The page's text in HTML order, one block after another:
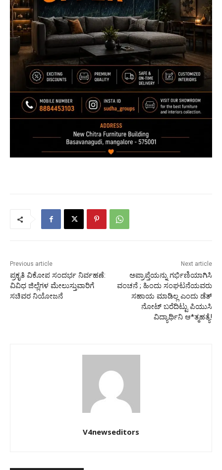
Previous article
ಪ್ರಕೃತಿ ವಿಕೋಪ ಸಂದರ್ಭ ನಿರ್ವಹಣೆ:
ವಿವಿಧ ಜಿಲ್ಲೆಗಳ ಮೇಲುಸ್ತುವಾರಿಗೆ
ಸಚಿವರ ನಿಯೋಜನೆ
Next article
ಅಪ್ರಾಪ್ತೆಯನ್ನು ಗರ್ಭಿಣಿಯಾಗಿಸಿ
ವಂಚನೆ ; ಹಿಂದು ಸಂಘಟನೆಯವರು
ಸಹಾಯ ಮಾಡಿಲ್ಲ ಎಂದು ಡೆತ್
ನೋಟ್ ಬರೆದಿಟ್ಟು ಪಿಯುಸಿ
ವಿದ್ಯಾರ್ಥಿನಿ ಆ*ತ್ಮಹತ್ಯೆ!
V4newseditors